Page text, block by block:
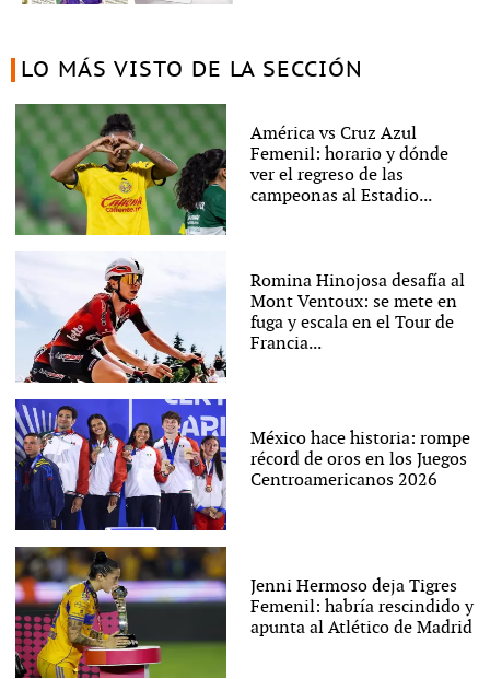
LO MÁS VISTO DE LA SECCIÓN
América vs Cruz Azul
Femenil: horario y dónde
ver el regreso de las
campeonas al Estadio...
Romina Hinojosa desafía al
Mont Ventoux: se mete en
fuga y escala en el Tour de
Francia...
México hace historia: rompe
récord de oros en los Juegos
Centroamericanos 2026
Jenni Hermoso deja Tigres
Femenil: habría rescindido y
apunta al Atlético de Madrid